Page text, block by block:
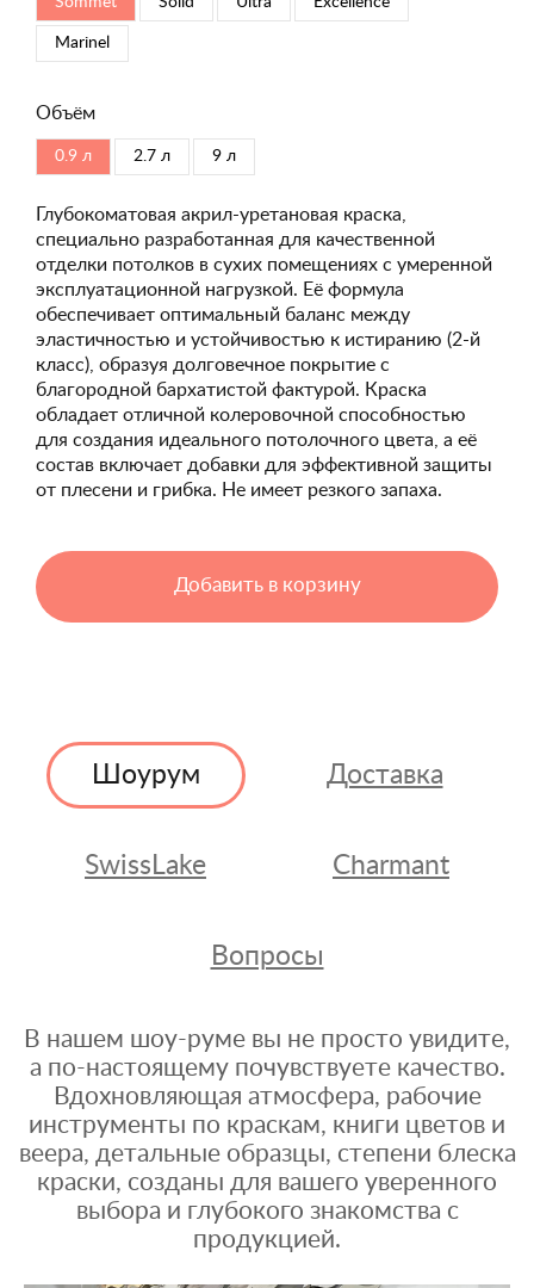
Marinel
Объём
0.9 л 2.7 л 9 л
Глубокоматовая акрил-уретановая краска,
специально разработанная для качественной
отделки потолков в сухих помещениях с умеренной
эксплуатационной нагрузкой. Её формула
обеспечивает оптимальный баланс между
эластичностью и устойчивостью к истиранию (2-й
класс), образуя долговечное покрытие с
благородной бархатистой фактурой. Краска
обладает отличной колеровочной способностью
для создания идеального потолочного цвета, а её
состав включает добавки для эффективной защиты
от плесени и грибка. Не имеет резкого запаха.
Добавить в корзину
Шоурум Доставка
SwissLake Charmant
Вопросы
В нашем шоу-руме вы не просто увидите,
а по-настоящему почувствуете качество.
Вдохновляющая атмосфера, рабочие
инструменты по краскам, книги цветов и
веера, детальные образцы, степени блеска
краски, созданы для вашего уверенного
выбора и глубокого знакомства с
продукцией.